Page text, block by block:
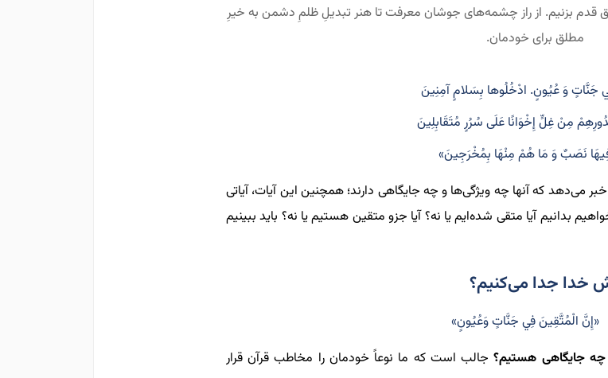
حق قدم بزنیم. از راز چشمه‌های جوشان معرفت تا هنر تبدیلِ ظلمِ دشمن به خیرِ
مطلق برای خودمان.
جَنَّاتٍ وَ عُيُونٍ. ادْخُلُوها بِسَلامٍ آمِنِينَ
مِنْ غِلٍّ إِخْوَانًا عَلَى سُرُرٍ مُتَقَابِلِينَ
نَصَبٌ وَ مَا هُمْ مِنْهَا بِمُخْرَجِينَ»
می‌دهد که آنها چه ویژگی‌ها و چه جایگاهی دارند؛ همچنين این آیات، آیاتی
بدانیم آیا متقی شده‌ایم یا نه؟ آیا جزو متقین هستیم یا نه؟ باید ببینیم
خدا جدا می‌کنیم؟
«إِنَّ الْمُتَّقِينَ فِي جَنَّاتٍ وَعُيُونٍ»
چه جایگاهی هستیم؟جالب است که ما نوعاً خودمان را مخاطب قرآن قرار